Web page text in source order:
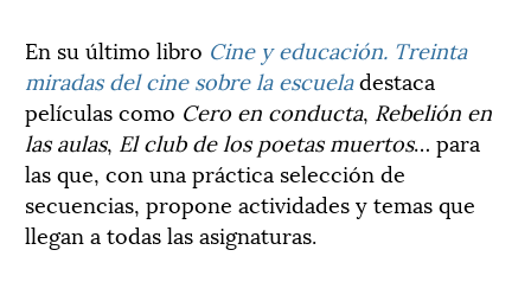
En su último libro Cine y educación. Treinta
miradas del cine sobre la escueladestaca
películas como Cero en conducta, Rebelión en
las aulas, El club de los poetas muertos… para
las que, con una práctica selección de
secuencias, propone actividades y temas que
llegan a todas las asignaturas.